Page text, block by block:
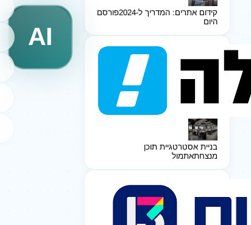
AI
קידום אתרים: המדריך ל-2024
פורסם
היום
בניית אסטרטגיית תוכן
מנצחתאתמול